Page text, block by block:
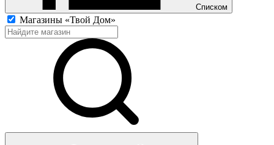
Списком
Магазины «Твой Дом»